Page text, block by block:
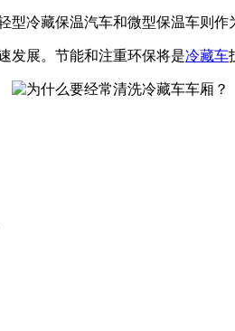
冷藏保温汽车和微型保温车则
发展。节能和注重环保将是冷藏车